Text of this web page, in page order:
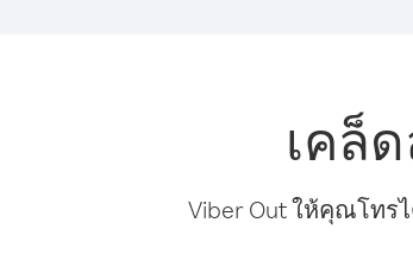
เคล็
Viber Out ให้คุณโทร